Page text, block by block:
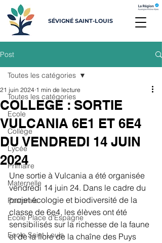
SÉVIGNÉ SAINT-LOUIS
Post
Toutes les catégories
Ecole
Collège
Lycée
Primaire
Maternelle
Pastorale
Ecole Place d'Espagne
Ecole Saint-Louis
Toutes les catégories
COLLEGE : SORTIE
VULCANIA 6E1 ET 6E4
DU VENDREDI 14 JUIN
2024
21 juin 2024 1 min de lecture
Une sortie à Vulcania a été organisée
vendredi 14 juin 24. Dans le cadre du
projet écologie et biodiversité de la
classe de 6e4, les élèves ont été
sensibilisés sur la richesse de la faune
et de la flore de la chaîne des Puys